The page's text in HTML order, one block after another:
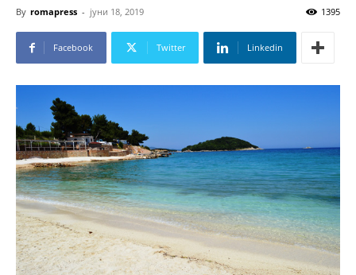
By romapress - јуни 18, 2019 1395
Facebook Twitter Linkedin